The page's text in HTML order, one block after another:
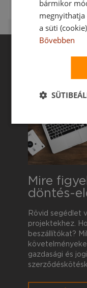
Mire
döntés-
Rövid segédlet
projektekhez.
beszállítókat?
gazdasági és
bármikor
megnyithatja
a süti
Bővebben